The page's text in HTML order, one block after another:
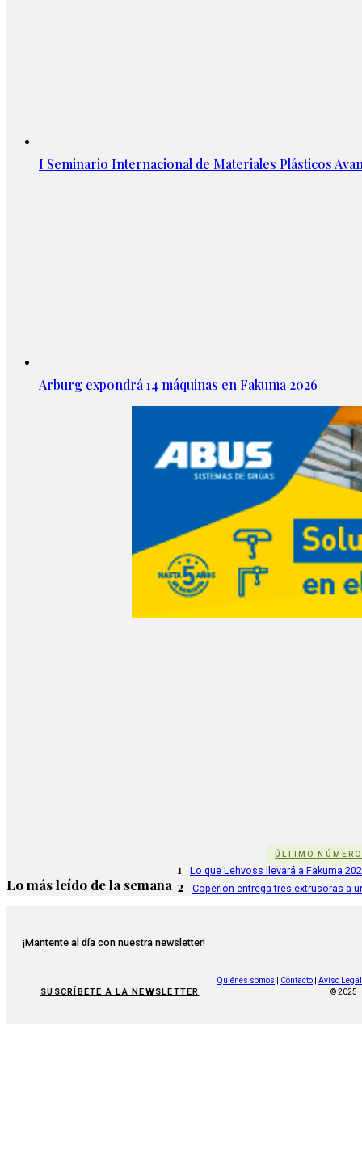
I Seminario Internacional de Materiales Plásticos
Arburg expondrá 14 máquinas en Fakuma 2026
ÚLTIMO NÚMERO
Lo más leído de la semana
1 Lo que Lehvoss llevará a Fakuma
2 Coperion entrega tres extrusoras a
¡Mantente al día con nuestra newsletter!
SUSCRÍBETE A LA NEWSLETTER
Quiénes somos Contacto
Aviso Legal
© 2025